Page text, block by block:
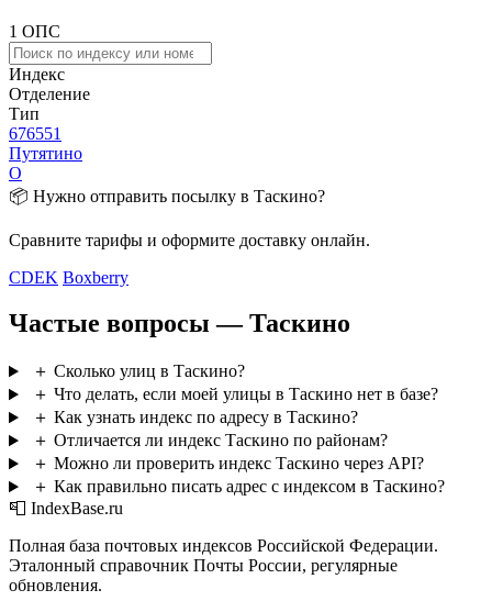
1 ОПС
Индекс
Отделение
Тип
676551
Путятино
О
📦 Нужно отправить посылку в Таскино?
Сравните тарифы и оформите доставку онлайн.
CDEK Boxberry
Частые вопросы — Таскино
＋ Сколько улиц в Таскино?
＋ Что делать, если моей улицы в Таскино нет в базе?
＋ Как узнать индекс по адресу в Таскино?
＋ Отличается ли индекс Таскино по районам?
＋ Можно ли проверить индекс Таскино через API?
＋ Как правильно писать адрес с индексом в Таскино?
📮 IndexBase.ru
Полная база почтовых индексов Российской Федерации.
Эталонный справочник Почты России, регулярные
обновления.